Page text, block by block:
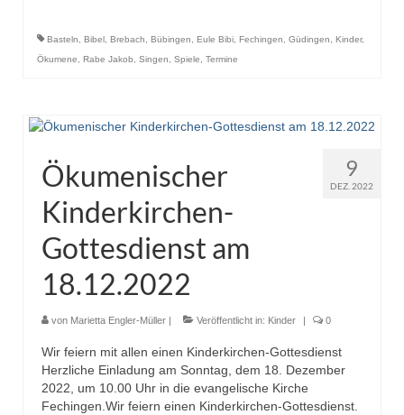
Basteln, Bibel, Brebach, Bübingen, Eule Bibi, Fechingen, Güdingen, Kinder,
Ökumene, Rabe Jakob, Singen, Spiele, Termine
9
DEZ. 2022
Ökumenischer
Kinderkirchen-
Gottesdienst am
18.12.2022
von Marietta Engler-Müller | Veröffentlicht in: Kinder | 0
Wir feiern mit allen einen Kinderkirchen-Gottesdienst
Herzliche Einladung am Sonntag, dem 18. Dezember
2022, um 10.00 Uhr in die evangelische Kirche
Fechingen.Wir feiern einen Kinderkirchen-Gottesdienst.